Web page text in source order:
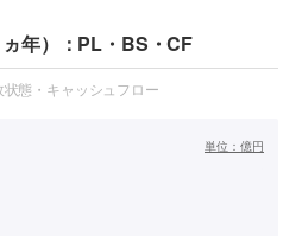
年）：PL・BS・CF
態・キャッシュフロー
単位： 億円